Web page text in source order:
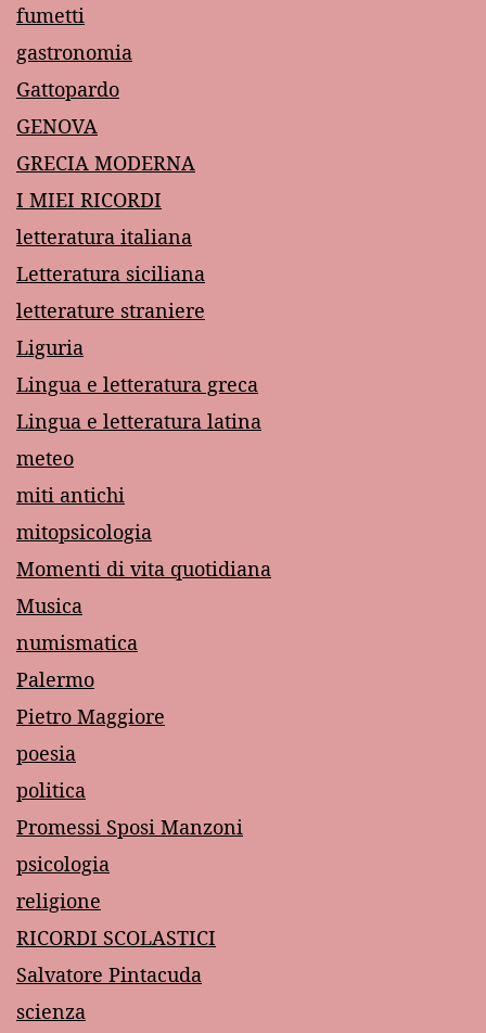
fumetti
gastronomia
Gattopardo
GENOVA
GRECIA MODERNA
I MIEI RICORDI
letteratura italiana
Letteratura siciliana
letterature straniere
Liguria
Lingua e letteratura greca
Lingua e letteratura latina
meteo
miti antichi
mitopsicologia
Momenti di vita quotidiana
Musica
numismatica
Palermo
Pietro Maggiore
poesia
politica
Promessi Sposi Manzoni
psicologia
religione
RICORDI SCOLASTICI
Salvatore Pintacuda
scienza